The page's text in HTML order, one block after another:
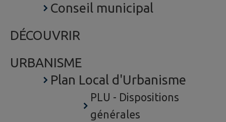
Conseil municipal
DÉCOUVRIR
URBANISME
Plan Local d'Urbanisme
PLU - Dispositions
générales